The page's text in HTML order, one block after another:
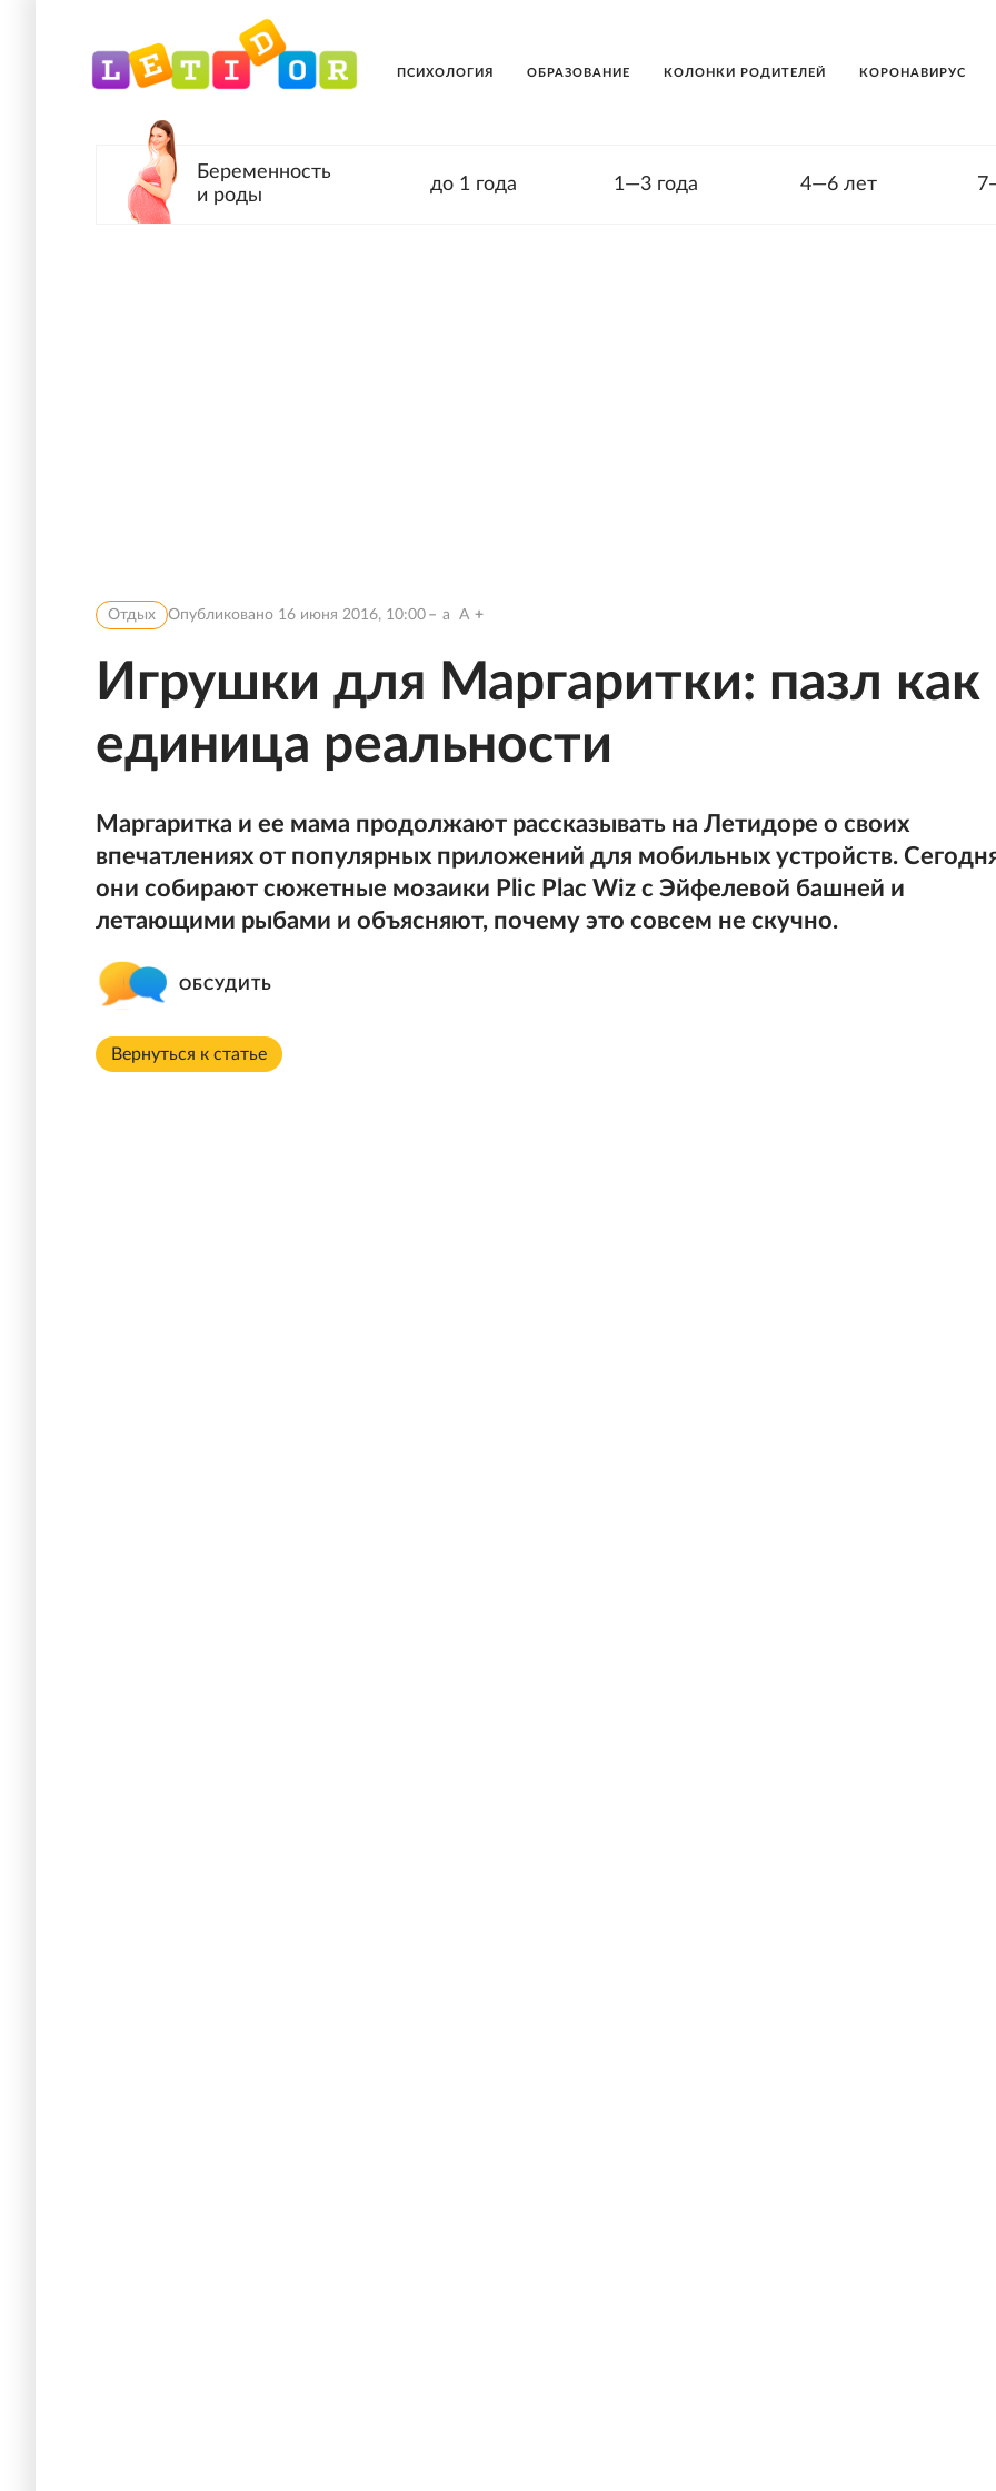
ПСИХОЛОГИЯ ОБРАЗОВАНИЕ КОЛОНКИ РОДИТЕЛЕЙ КОРОНАВИРУС
Беременность
и роды
до 1 года 1—3 года 4—6 лет
Отдых Опубликовано 16 июня 2016, 10:00 a A
Игрушки для Маргаритки: пазл как
единица реальности
Маргаритка и ее мама продолжают рассказывать на Летидоре о своих
впечатлениях от популярных приложений для мобильных устройств.
они собирают сюжетные мозаики Plic Plac Wiz с Эйфелевой башней и
летающими рыбами и объясняют, почему это совсем не скучно.
ОБСУДИТЬ
Вернуться к статье